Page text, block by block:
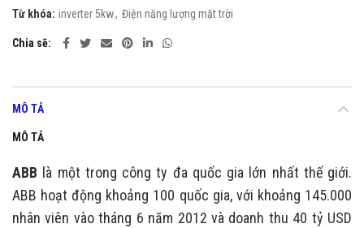
Từ khóa: inverter 5kw, Điện năng lượng mặt trời
Chia sẽ
MÔ TẢ
MÔ TẢ
ABB là một trong công ty đa quốc gia lớn nhất thế giới.
ABB hoạt động khoảng 100 quốc gia, với khoảng 145.000
nhân viên vào tháng 6 năm 2012 và doanh thu 40 tỷ USD